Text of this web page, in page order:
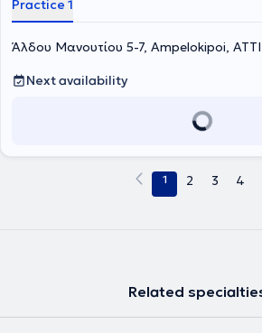
Practice 1
Άλδου Μανουτίου 5-7, Ampelokipoi,
Next availability
1 2 3 4
Related